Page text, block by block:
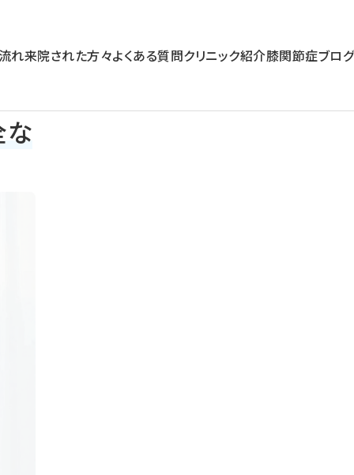
れ来院された方々よくある質問クリニック紹介膝関節症ブログ